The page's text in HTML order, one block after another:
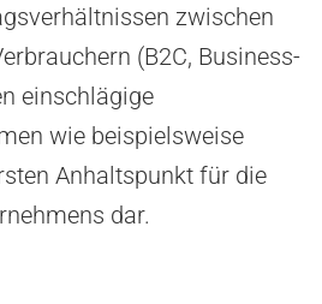
zwischen
(B2C, Business-
einschlägige
wie beispielsweise
Anhaltspunkt für die
dar.